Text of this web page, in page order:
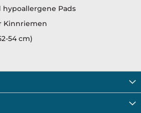
hypoallergene Pads
Kinnriemen
54 cm)